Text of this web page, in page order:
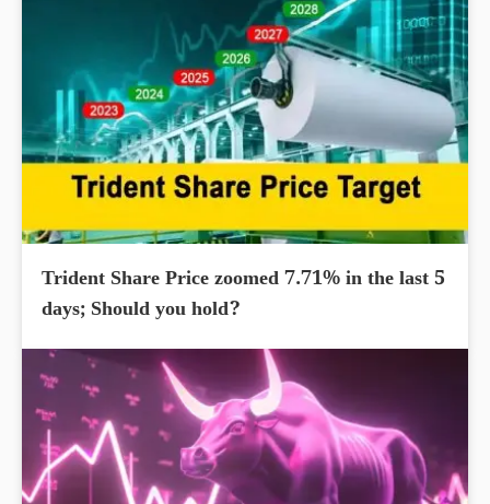
Trident Share Price zoomed 7.71% in the last 5
days; Should you hold?